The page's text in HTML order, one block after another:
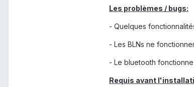
Les problèmes / bugs:
- Quelques
- Les BLNs ne
- Le bluetooth
Requis avant